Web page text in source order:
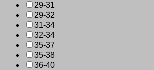
29-31
29-32
31-34
32-34
35-37
35-38
36-40